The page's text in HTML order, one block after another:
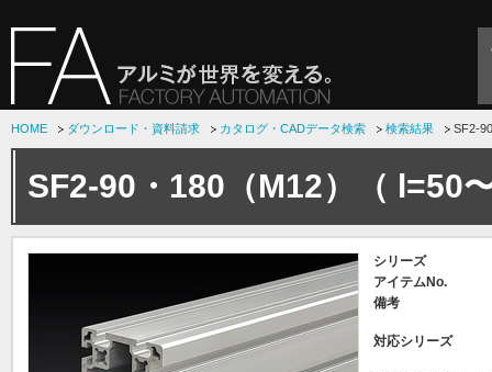
HOME ダウンロード・資料請求 カタログ・CADデータ検索 検索結果 SF2-
SF2-90・180（M12）（ l=50
シリーズ
アイテムNo.
備考
対応シリーズ